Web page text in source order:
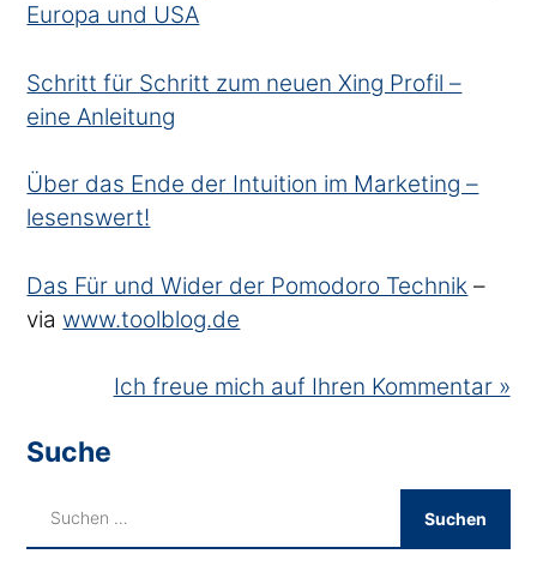
Europa und USA
Schritt für Schritt zum neuen Xing Profil –
eine Anleitung
Über das Ende der Intuition im Marketing –
lesenswert!
Das Für und Wider der Pomodoro Technik –
via www.toolblog.de
Ich freue mich auf Ihren Kommentar »
Suche